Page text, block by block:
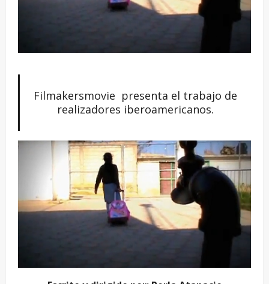
Filmakersmovie presenta el trabajo de
realizadores iberoamericanos.